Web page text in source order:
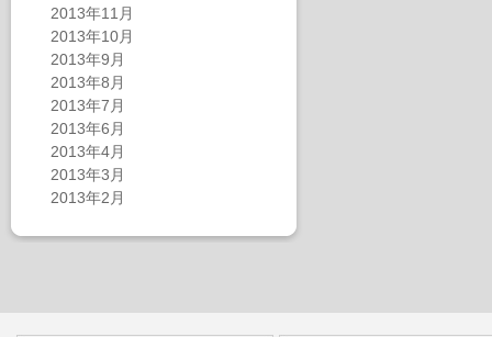
2013年11月
2013年10月
2013年9月
2013年8月
2013年7月
2013年6月
2013年4月
2013年3月
2013年2月